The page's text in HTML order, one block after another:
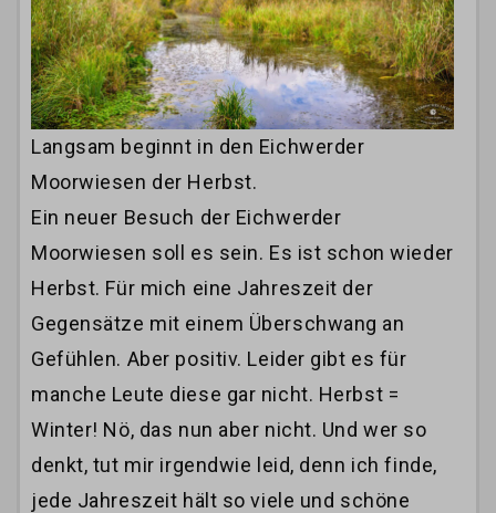
Langsam beginnt in den Eichwerder
Moorwiesen der Herbst.
Ein neuer Besuch der Eichwerder
Moorwiesen soll es sein. Es ist schon wieder
Herbst. Für mich eine Jahreszeit der
Gegensätze mit einem Überschwang an
Gefühlen. Aber positiv. Leider gibt es für
manche Leute diese gar nicht. Herbst =
Winter! Nö, das nun aber nicht. Und wer so
denkt, tut mir irgendwie leid, denn ich finde,
jede Jahreszeit hält so viele und schöne